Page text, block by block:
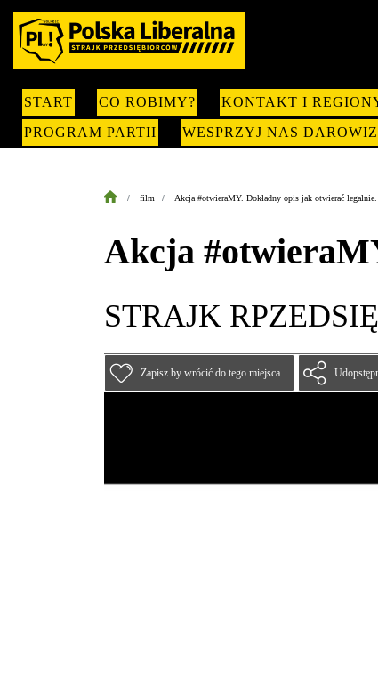
START CO ROBIMY?
KONTAKT I
PROGRAM PARTII
WESPRZYJ NAS
film Akcja #otwieraMY. Dokładny opis jak otwierać
Akcja
STRAJK
Zapisz by wrócić do tego miejsca